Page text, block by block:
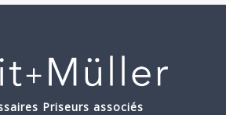
Priseurs associés